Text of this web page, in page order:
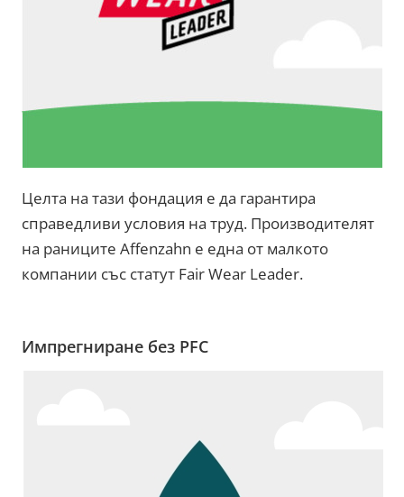
Целта на тази фондация е да гарантира
справедливи условия на труд. Производителят
на раниците Affenzahn е една от малкото
компании със статут Fair Wear Leader.
Импрегниране без PFC